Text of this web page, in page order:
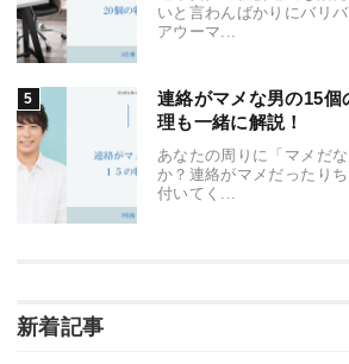
いと言わんばかりにバリ
アウーマ...
連絡がマメな男の15個
理も一緒に解説！
あなたの周りに「マメだ
か？連絡がマメだったり
付いてく...
新着記事